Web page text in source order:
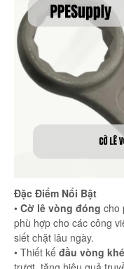
Đặc Điểm Nổi Bật
• Cờ lê vòng đóng cho
phù hợp cho các công
siết chặt lâu ngày.
• Thiết kế đầu vòng